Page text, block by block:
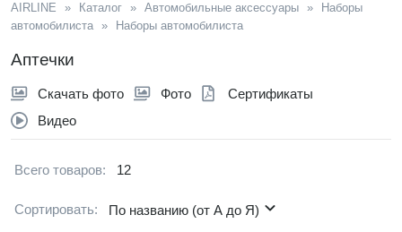
AIRLINE » Каталог » Автомобильные аксессуары »
Наборы
автомобилиста » Наборы автомобилиста
Аптечки
Скачать фото Фото
Сертификаты
Видео
Всего товаров: 12
Сортировать: По названию (от А до Я)